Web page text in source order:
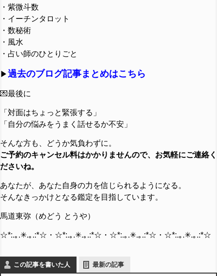
・紫微斗数
・イーチンタロット
・数秘術
・風水
・占い師のひとりごと
▶︎過去のブログ記事まとめはこちら
💌最後に
「対面はちょっと緊張する」
「自分の悩みをうまく話せるか不安」
そんな方も、どうか気負わずに。
ご予約のキャンセル料はかかりませんので、お気軽にご連絡く
ださいね。
あなたが、あなた自身の力を信じられるようになる。
そんなきっかけとなる鑑定を目指しています。
馬道東弥（めどう とうや）
☆*:.｡.✳︎.｡.:*☆・☆*:.｡.✳︎.｡.:*☆・☆*:.｡.✳︎.｡.:*☆・☆*:.｡.✳︎.｡.:*☆
この記事を書いた人 最新の記事